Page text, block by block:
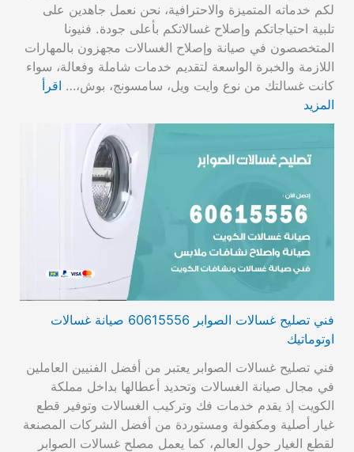
لكم خدماته المتميزة والاحترافية، نحن نعمل جاهدين على
تلبية احتياجاتكم وإصلاح غسالاتكم بأعلى جودة. فنيونا
المتخصصون في صيانة وإصلاح الغسالات مجهزون بالمهارات
اللازمة والخبرة الواسعة لتقديم خدمات شاملة وفعالة، سواء
كانت غسالتك من نوع وايت ويل، سامسونج، بوش،… اقرأ
المزيد
فني تصليح غسالات الصوابر 60615556 صيانة غسالات
اوتوماتيك
فني تصليح غسالات الصوابر يعتبر من أفضل الفنيين العاملين
في مجال صيانة الغسالات وتحديد أعطالها بداخل مملكة
الكويت إذ يقدم خدمات فك وتركيب الغسالات وتوفير قطع
غيار أصلية ومكفولة ومستوردة من أفضل الشركات المصنعة
لقطع الغيار حول العالم، كما يعمل مصلح غسالات الصوابر